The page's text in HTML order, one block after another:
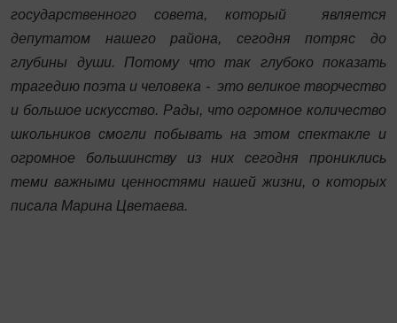
государственного совета, который является
депутатом нашего района, сегодня потряс до
глубины души. Потому что так глубоко показать
трагедию поэта и человека - это великое творчество
и большое искусство. Рады, что огромное количество
школьников смогли побывать на этом спектакле и
огромное большинству из них сегодня прониклись
теми важными ценностями нашей жизни, о которых
писала Марина Цветаева.